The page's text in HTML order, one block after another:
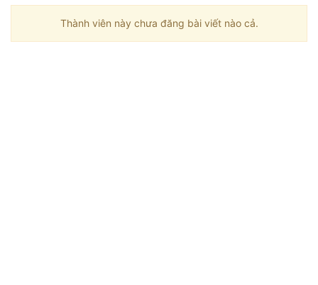
Thành viên này chưa đăng bài viết nào cả.